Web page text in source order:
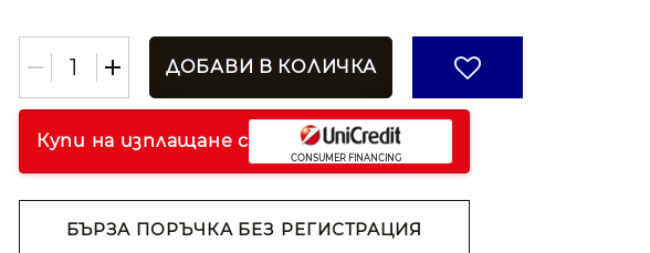
Купи на изплащане с
БЪРЗА ПОРЪЧКА БЕЗ РЕГИСТРАЦИЯ